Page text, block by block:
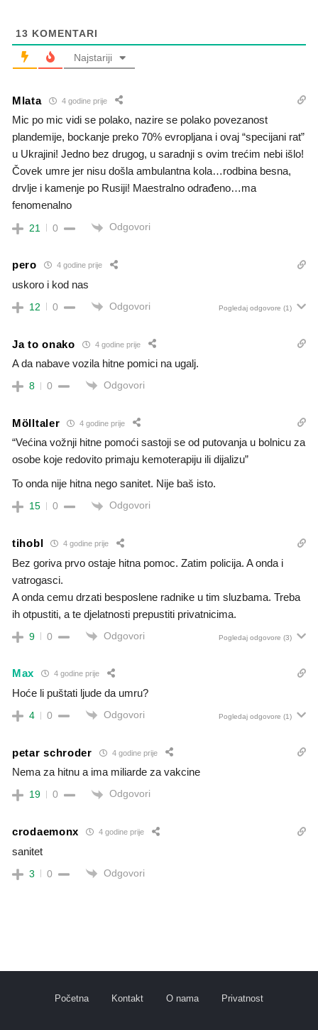
13 KOMENTARI
Najstariji
Mlata 4 godine prije
Mic po mic vidi se polako, nazire se polako povezanost
plandemije, bockanje preko 70% evropljana i ovaj “specijani rat”
u Ukrajini! Jedno bez drugog, u saradnji s ovim trećim nebi išlo!
Čovek umre jer nisu došla ambulantna kola…rodbina besna,
drvlje i kamenje po Rusiji! Maestralno odrađeno…ma
fenomenalno
21 0 Odgovori
pero 4 godine prije
uskoro i kod nas
12 0 Odgovori Pogledaj odgovore (1)
Ja to onako 4 godine prije
A da nabave vozila hitne pomici na ugalj.
8 0 Odgovori
Mölltaler 4 godine prije
“Većina vožnji hitne pomoći sastoji se od putovanja u bolnicu za
osobe koje redovito primaju kemoterapiju ili dijalizu”
To onda nije hitna nego sanitet. Nije baš isto.
15 0 Odgovori
tihobl 4 godine prije
Bez goriva prvo ostaje hitna pomoc. Zatim policija. A onda i
vatrogasci.
A onda cemu drzati besposlene radnike u tim sluzbama. Treba
ih otpustiti, a te djelatnosti prepustiti privatnicima.
9 0 Odgovori Pogledaj odgovore (3)
Max 4 godine prije
Hoće li puštati ljude da umru?
4 0 Odgovori Pogledaj odgovore (1)
petar schroder 4 godine prije
Nema za hitnu a ima miliarde za vakcine
19 0 Odgovori
crodaemonx 4 godine prije
sanitet
3 0 Odgovori
Početna Kontakt O nama Privatnost